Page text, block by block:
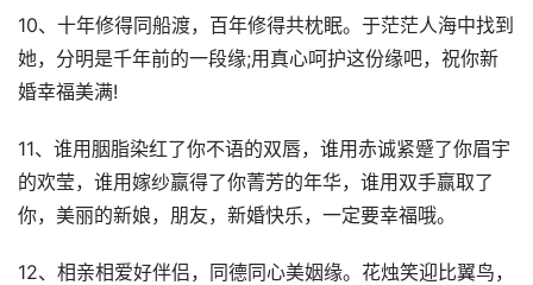
10、十年修得同船渡，百年修得共枕眠。于茫茫人海中找到
她，分明是千年前的一段缘;用真心呵护这份缘吧，祝你新
婚幸福美满!
11、谁用胭脂染红了你不语的双唇，谁用赤诚紧蹙了你眉宇
的欢莹，谁用嫁纱赢得了你菁芳的年华，谁用双手赢取了
你，美丽的新娘，朋友，新婚快乐，一定要幸福哦。
12、相亲相爱好伴侣，同德同心美姻缘。花烛笑迎比翼鸟，